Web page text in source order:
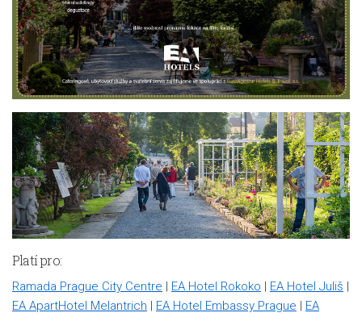
Platí pro:
Ramada Prague City Centre | EA Hotel Rokoko | EA Hotel Juliš |
EA ApartHotel Melantrich | EA Hotel Embassy Prague | EA